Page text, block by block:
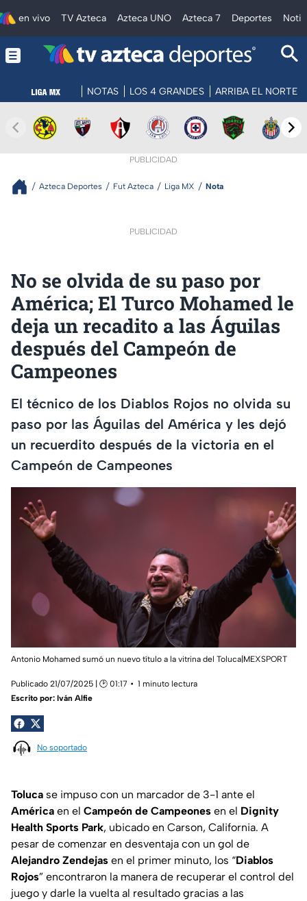
en vivo TV Azteca Azteca UNO Azteca 7 Deportes
NOTAS LOS 4 GRANDES ARRIBA EL NORTE
PUBLICIDAD
Azteca Deportes Fut Azteca Liga MX Nota
PUBLICIDAD
No se olvida de su paso por
América; El Turco Mohamed le
deja un recadito a las Águilas
después del Campeón de
Campeones
El técnico de los Diablos Rojos no olvida su
paso por las Águilas del América y les dejó
un recuerdito después de la victoria en el
Campeón de Campeones
Antonio Mohamed sumó un nuevo título a la vitrina del Toluca|MEXSPORT
Publicado 21/07/2025 | 🕑 01:17
1 minuto lectura
Escrito por: Iván Alfie
No soportado
Toluca se impuso con un marcador de 3-1 ante el
América en el Campeón de Campeones en el Dignity
Health Sports Park, ubicado en Carson, California. A
pesar de comenzar en desventaja con un gol de
Alejandro Zendejas en el primer minuto, los “Diablos
Rojos” encontraron la manera de recuperar el control del
juego y darle la vuelta al resultado gracias a las